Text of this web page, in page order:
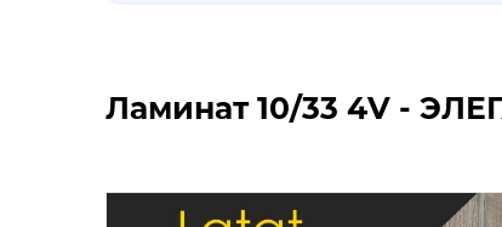
Ламинат 10/33 4V -